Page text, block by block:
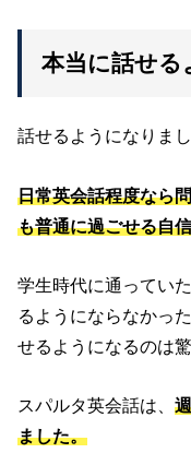
本当に話せる
話せるようになりまし
日常英会話程度なら
も普通に過ごせる自
学生時代に通ってい
るようにならなかっ
せるようになるのは驚
スパルタ英会話は、
ました。